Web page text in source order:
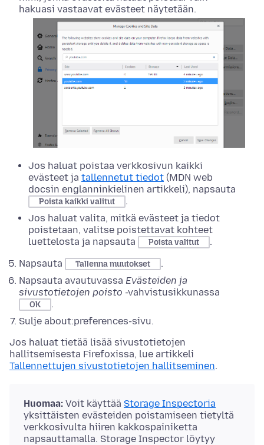
hakuasi vastaavat evästeet näytetään.
Jos haluat poistaa verkkosivun kaikki
evästeet ja tallennetut tiedot (MDN web
docsin englanninkielinen artikkeli), napsauta
Poista kaikki valitut
.
Jos haluat valita, mitkä evästeet ja tiedot
poistetaan, valitse poistettavat kohteet
luettelosta ja napsauta
Poista valitut
.
Napsauta
Tallenna muutokset
.
Napsauta avautuvassa Evästeiden ja
sivustotietojen poisto -vahvistusikkunassa
OK
.
Sulje about:preferences-sivu.
Jos haluat tietää lisää sivustotietojen
hallitsemisesta Firefoxissa, lue artikkeli
Tallennettujen sivustotietojen hallitseminen.
Huomaa: Voit käyttää Storage Inspectoria
yksittäisten evästeiden poistamiseen tietyltä
verkkosivulta hiiren kakkospainiketta
napsauttamalla. Storage Inspector löytyy